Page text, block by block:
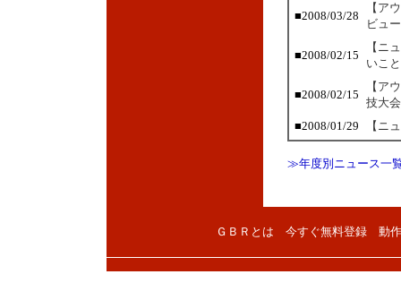
■2008/03/28
【ア
ビュー
■2008/02/15
【ニ
いこ
■2008/02/15
【ア
技大
■2008/01/29
【ニ
≫年度別ニュース一
ＧＢＲとは 今すぐ無料登録 動